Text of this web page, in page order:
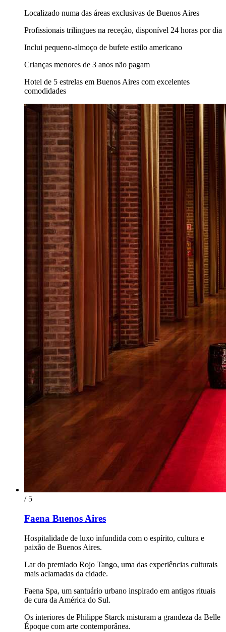
Localizado numa das áreas exclusivas de Buenos Aires
Profissionais trilingues na receção, disponível 24 horas por dia
Inclui pequeno-almoço de bufete estilo americano
Crianças menores de 3 anos não pagam
Hotel de 5 estrelas em Buenos Aires com excelentes
comodidades
/ 5
Faena Buenos Aires
Hospitalidade de luxo infundida com o espírito, cultura e
paixão de Buenos Aires.
Lar do premiado Rojo Tango, uma das experiências culturais
mais aclamadas da cidade.
Faena Spa, um santuário urbano inspirado em antigos rituais
de cura da América do Sul.
Os interiores de Philippe Starck misturam a grandeza da Belle
Époque com arte contemporânea.